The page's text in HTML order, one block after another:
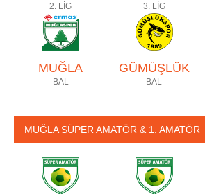
2. LİG 3. LİG
MUĞLA
BAL
GÜMÜŞLÜK
BAL
MUĞLA SÜPER AMATÖR & 1. AMATÖR